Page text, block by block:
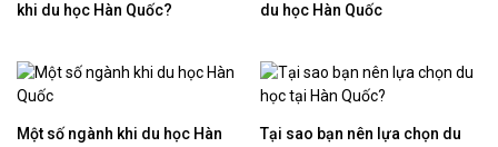
khi du học Hàn Quốc?
du học Hàn Quốc
Một số ngành khi du học Hàn
Tại sao bạn nên lựa chọn du